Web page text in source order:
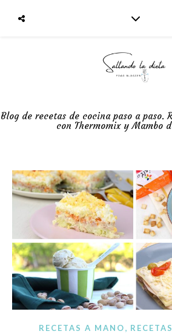
Blog de recetas de cocina paso a paso.
con Thermomix y Mambo
RECETAS A MANO,